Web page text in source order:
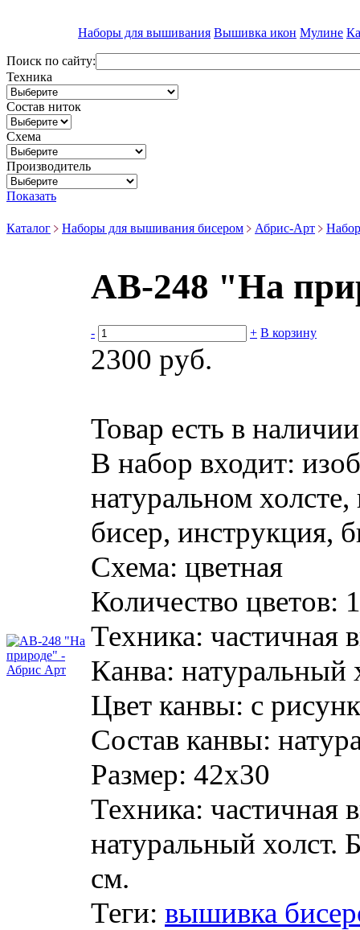
Наборы для вышивания Вышивка икон Мулине
Поиск по сайту:
Техника
Состав ниток
Схема
Производитель
Показать
Каталог Наборы для вышивания бисером Абрис-Арт
АВ-248 "На
- + В корзину
2300 руб.
Товар есть в наличии
В набор входит:
натуральном холсте,
бисер, инструкция,
Схема: цветная
Количество цветов:
Техника: частичная
Канва: натуральный
Цвет канвы: с
Состав канвы:
Размер: 42х30
Техника: частичная
натуральный холст.
см.
Теги: вышивка